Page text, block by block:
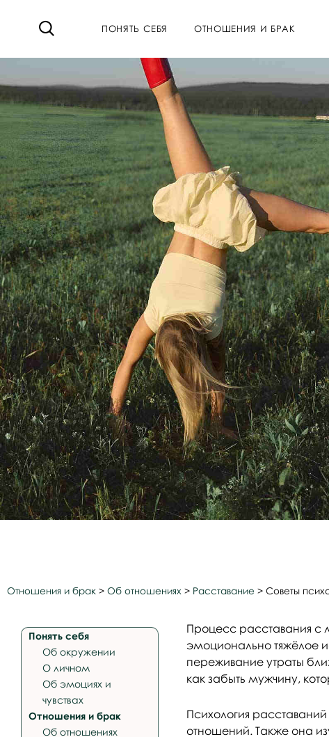
ПОНЯТЬ СЕБЯ ОТНОШЕНИЯ И БРАК
Отношения и брак > Об отношениях > Расставание > Советы
Понять себя
Об окружении
О личном
Об эмоциях и
чувствах
Отношения и брак
Об отношениях
Процесс расставания с
эмоционально тяжёлое
переживание утраты
как забыть мужчину,
Психология
отношений. Также она